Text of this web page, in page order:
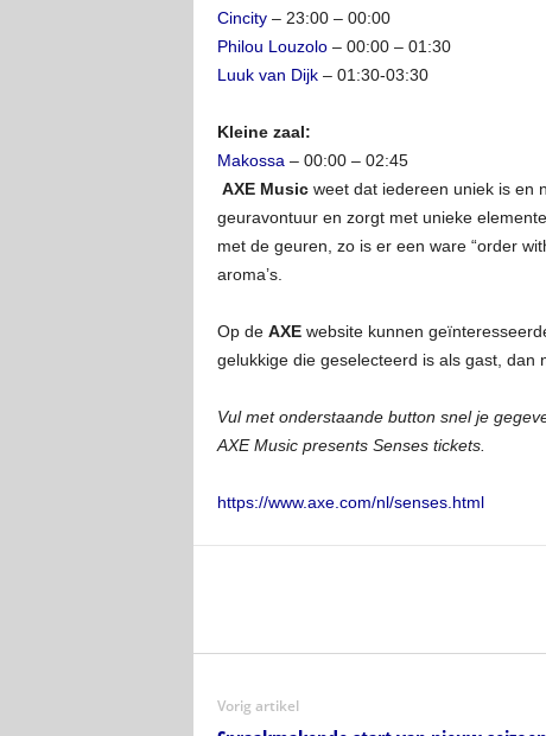
Cincity– 23:00 – 00:00
Philou Louzolo– 00:00 – 01:30
Luuk van Dijk– 01:30-03:30
Kleine zaal:
Makossa – 00:00 – 02:45
AXE Musicweet dat iedereen uniek is en
geuravontuur en zorgt met unieke
met de geuren, zo is er een ware “order
aroma’s.
Op de AXEwebsite kunnen
gelukkige die geselecteerd is als gast, dan
Vul met onderstaande button snel je
AXE Music presents Senses tickets.
https://www.axe.com/nl/senses.html
Vorig artikel